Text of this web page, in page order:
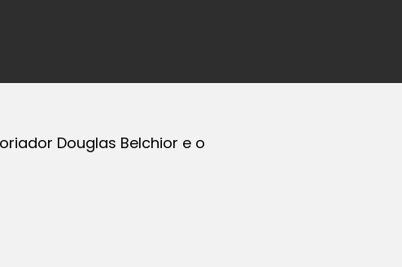
Douglas Belchior e o